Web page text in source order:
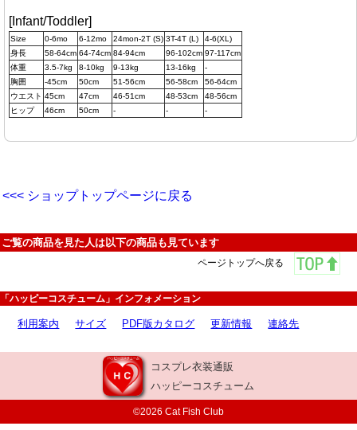
[Infant/Toddler]
Size 0-6mo 6-12mo 24mon-2T (S) 3T-4T (L)
4-6(XL)
身長
58-64cm 64-74cm 84-94cm 96-102cm 97-117cm
体重
3.5-7kg 8-10kg 9-13kg 13-16kg
-
胸囲
-45cm 50cm 51-56cm 56-58cm
56-64cm
ウエスト 45cm 47cm 46-51cm 48-53cm
48-56cm
ヒップ
46cm 50cm - - -
<<< ショップトップページに戻る
ご覧の商品を見た人は以下の商品も見ています
ページトップへ戻る
「ハッピーコスチューム」インフォメーション
利用案内 サイズ PDF版カタログ 更新情報 連絡先
コスプレ衣装通販
ハッピーコスチューム
©2026 Cat Fish Club